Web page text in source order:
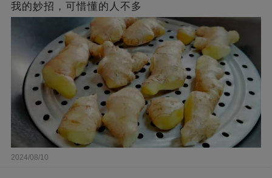
我的妙招，可惜懂的人不多
2024/08/10